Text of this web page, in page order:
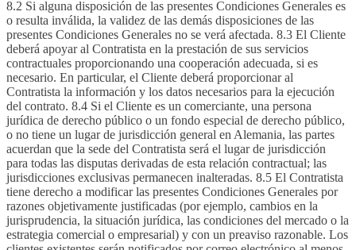
8.2 Si alguna disposición de las presentes Condiciones Generales es
o resulta inválida, la validez de las demás disposiciones de las
presentes Condiciones Generales no se verá afectada. 8.3 El Cliente
deberá apoyar al Contratista en la prestación de sus servicios
contractuales proporcionando una cooperación adecuada, si es
necesario. En particular, el Cliente deberá proporcionar al
Contratista la información y los datos necesarios para la ejecución
del contrato. 8.4 Si el Cliente es un comerciante, una persona
jurídica de derecho público o un fondo especial de derecho público,
o no tiene un lugar de jurisdicción general en Alemania, las partes
acuerdan que la sede del Contratista será el lugar de jurisdicción
para todas las disputas derivadas de esta relación contractual; las
jurisdicciones exclusivas permanecen inalteradas. 8.5 El Contratista
tiene derecho a modificar las presentes Condiciones Generales por
razones objetivamente justificadas (por ejemplo, cambios en la
jurisprudencia, la situación jurídica, las condiciones del mercado o la
estrategia comercial o empresarial) y con un preaviso razonable. Los